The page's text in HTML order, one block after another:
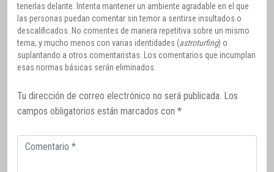
tenerlas delante. Intenta mantener un ambiente agradable en el que
las personas puedan comentar sin temor a sentirse insultados o
descalificados. No comentes de manera repetitiva sobre un mismo
tema, y mucho menos con varias identidades (astroturfing) o
suplantando a otros comentaristas. Los comentarios que incumplan
esas normas básicas serán eliminados.
Tu dirección de correo electrónico no será publicada. Los
campos obligatorios están marcados con *
Comentario